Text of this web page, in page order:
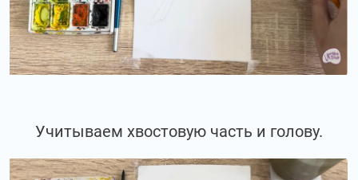
Учитываем хвостовую часть и голову.